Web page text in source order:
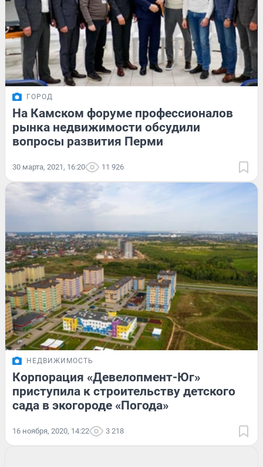
ГОРОД
На Камском форуме профессионалов
рынка недвижимости обсудили
вопросы развития Перми
30 марта, 2021, 16:20 11 926
НЕДВИЖИМОСТЬ
Корпорация «Девелопмент-Юг»
приступила к строительству детского
сада в экогороде «Погода»
16 ноября, 2020, 14:22 3 218